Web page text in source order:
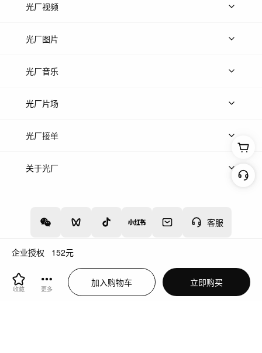
企业授权 152元
收藏 更多
加入购物车 立即购买
客服
光厂视频
上传视频
光厂图片
上传图片
光厂音乐
热门音乐
光厂片场
上传案例
光厂接单
上架服务
关于光厂
增值电信业务经营许可证：川B2-20160192 蜀ICP备12020238号-4
川公网安备51019002000262
违法和不良信息举报中心